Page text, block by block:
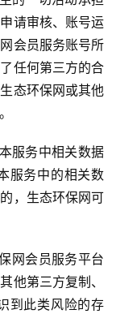
请审核、账号运
会员服务账号所
任何第三方的合
态环保网或其他
服务中相关数据
服务中的相关数
，生态环保网可
网会员服务平台
他第三方复制、
到此类风险的存